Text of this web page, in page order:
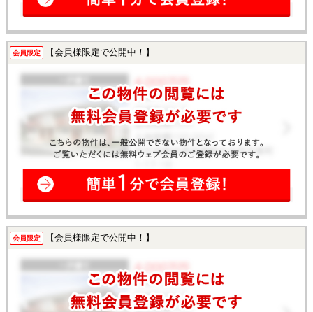
会員限定 【会員様限定で公開中！】
会員限定 【会員様限定で公開中！】